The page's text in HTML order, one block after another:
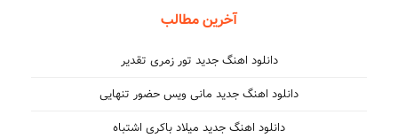
آخرین مطالب
دانلود اهنگ جدید تور زمری تقدیر
دانلود اهنگ جدید مانی ویس حضور تنهایی
دانلود اهنگ جدید میلاد باکری اشتباه